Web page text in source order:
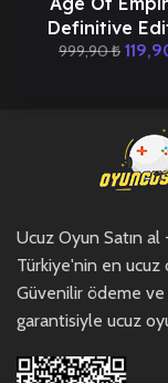
Definitive
999,90₺
Ucuz Oyun Satın
Türkiye'nin en ucuz
Güvenilir ödeme
garantisiyle ucuz